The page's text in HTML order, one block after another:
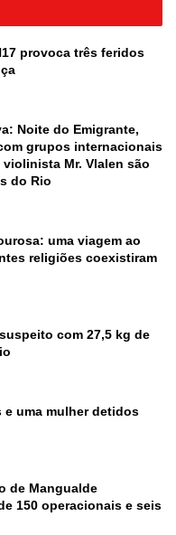
provoca três feridos
Noite do Emigrante,
grupos internacionais
Mr. Vlalen são
do Rio
uma viagem ao
religiões coexistiram
com 27,5 kg de
e uma mulher detidos
de Mangualde
150 operacionais e seis